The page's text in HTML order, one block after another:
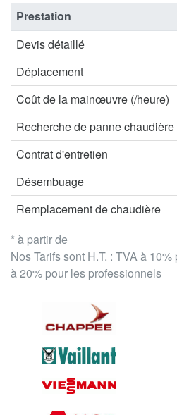
* à partir de
Nos Tarifs sont H.T. : TVA à
à 20% pour les professionnels
Prestation
Devis détaillé
Déplacement
Coût de la mainœuvre (/heure)
Recherche de panne chaudière
Contrat d'entretien
Désembuage
Remplacement de chaudière